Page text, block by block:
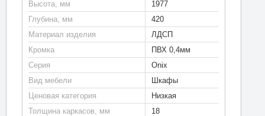
Высота, мм
1977
Глубина, мм
420
Материал изделия
ЛДСП
Кромка
ПВХ 0,4мм
Серия
Onix
Вид мебели
Шкафы
Ценовая категория
Низкая
Толщина каркасов, мм
18